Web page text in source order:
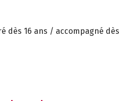
dès 16 ans / accompagné dès